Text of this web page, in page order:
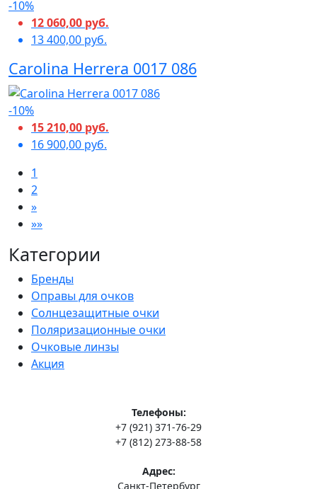
Категории
Бренды
Оправы для очков
Солнцезащитные очки
Поляризационные очки
Очковые линзы
Акция
-10%
12 060,00 руб.
13 400,00 руб.
Carolina Herrera 0017 086
-10%
15 210,00 руб.
16 900,00 руб.
1
2
»
»»
Телефоны:
+7 (921) 371-76-29
+7 (812) 273-88-58
Адрес:
Санкт-Петербург